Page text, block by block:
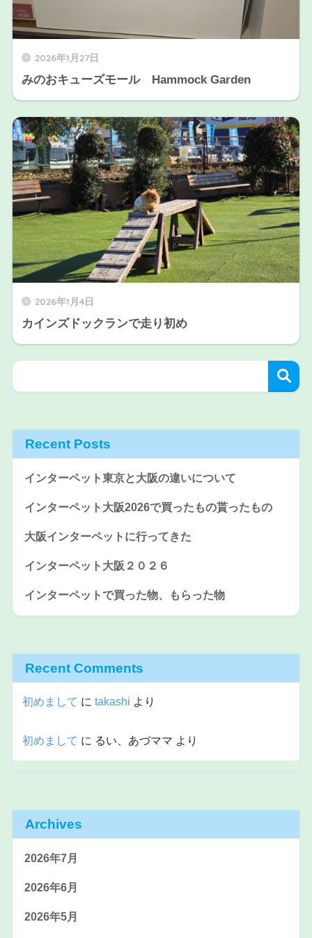
2026年1月27日
みのおキューズモール Hammock Garden
2026年1月4日
カインズドックランで走り初め
Recent Posts
インターペット東京と大阪の違いについて
インターペット大阪2026で買ったもの貰ったもの
大阪インターペットに行ってきた
インターペット大阪２０２６
インターペットで買った物、もらった物
Recent Comments
初めまして に takashi より
初めまして に るい、あづママ より
Archives
2026年7月
2026年6月
2026年5月